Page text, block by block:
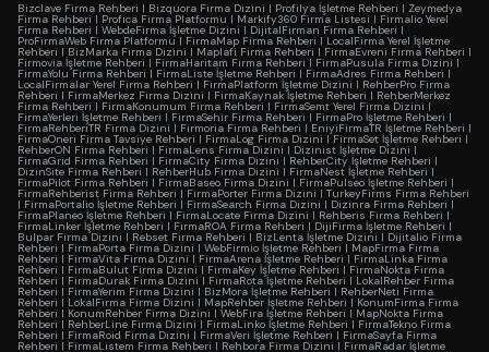
Bizclave Firma Rehberi | Bizquora Firma Dizini | Profilya İşletme Rehberi | Zeymedya
Firma Rehberi | Profica Firma Platformu | Markify360 Firma Listesi | Firmalio Yerel
Firma Rehberi | WebdeFirma İşletme Dizini | DijitalFirman Firma Rehberi |
ProFirmaWeb Firma Platformu | FirmaMap Firma Rehberi | LocalFirma Yerel İşletme
Rehberi | BizMarka Firma Dizini | Maplafi Firma Rehberi | FirmaEvreni Firma Rehberi |
Firmovia İşletme Rehberi | FirmaHaritam Firma Rehberi | FirmaPusula Firma Dizini |
FirmaYolu Firma Rehberi | FirmaListe İşletme Rehberi | FirmaAdres Firma Rehberi |
LocalFirmalar Yerel Firma Rehberi | FirmaPlatform İşletme Dizini | RehberPro Firma
Rehberi | FirmaMerkez Firma Dizini | FirmaKaynak İşletme Rehberi | RehberMerkez
Firma Rehberi | FirmaKonumum Firma Rehberi | FirmaSemt Yerel Firma Dizini |
FirmaYerleri İşletme Rehberi | FirmaSehir Firma Rehberi | FirmaPro İşletme Rehberi |
FirmaRehberiTR Firma Dizini | Firmoria Firma Rehberi | EniyiFirmaTR İşletme Rehberi |
FirmaOneri Firma Tavsiye Rehberi | FirmaLog Firma Dizini |FirmaSet İşletme Rehberi |
RehberON Firma Rehberi | FirmaLens Firma Dizini | Dizinist İşletme Dizini |
FirmaGrid Firma Rehberi | FirmaCity Firma Dizini | RehberCity İşletme Rehberi |
DizinSite Firma Rehberi | RehberHub Firma Dizini | FirmaNest İşletme Rehberi |
FirmaPilot Firma Rehberi | FirmaBaseo Firma Dizini | FirmaPulseo İşletme Rehberi |
FirmaRehberist Firma Rehberi | FirmaPorter Firma Dizini | TurkeyFirms Firma Rehberi
| FirmaPortalio İşletme Rehberi | FirmaSearch Firma Dizini | Dizinra Firma Rehberi |
FirmaPlaneo İşletme Rehberi | FirmaLocate Firma Dizini | Rehberis Firma Rehberi |
FirmaLinker İşletme Rehberi | FirmaROA Firma Rehberi | DijiFirma İşletme Rehberi |
Bulpar Firma Dizini | Rebset Firma Rehberi | BizLenta İşletme Dizini | Dijitalio Firma
Rehberi | FirmaPorta Firma Dizini | WebFirmio İşletme Rehberi | MapFirma Firma
Rehberi | FirmaVita Firma Dizini | FirmaArena İşletme Rehberi | FirmaLinka Firma
Rehberi | FirmaBulut Firma Dizini | FirmaKey İşletme Rehberi | FirmaNokta Firma
Rehberi | FirmaDurak Firma Dizini | FirmaRota İşletme Rehberi | LokalRehber Firma
Rehberi | FirmaYerim Firma Dizini | BizMora İşletme Rehberi | RehberNeti Firma
Rehberi | LokalFirma Firma Dizini | MapRehber İşletme Rehberi | KonumFirma Firma
Rehberi | KonumRehber Firma Dizini | WebFira İşletme Rehberi | MapNokta Firma
Rehberi | RehberLine Firma Dizini | FirmaLinko İşletme Rehberi | FirmaTekno Firma
Rehberi | FirmaRoid Firma Dizini | FirmaVeri İşletme Rehberi | FirmaSayfa Firma
Rehberi | FirmaListem Firma Rehberi | Rehbora Firma Dizini | FirmaRadar İşletme